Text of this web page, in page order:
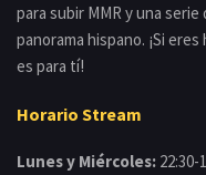
para subir MMR y una
panorama hispano. ¡Si
es para tí!
Horario Stream
Lunes y Miércoles: